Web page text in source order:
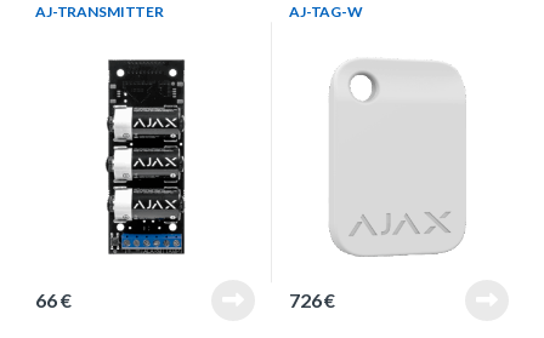
AJ-TRANSMITTER
66€
AJ-TAG-W
726€